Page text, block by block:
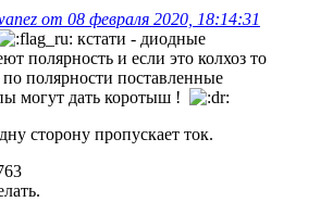
от 08 февраля 2020, 18:14:31
кстати - диодные
полярность и если это колхоз то
полярности поставленные
могут дать коротыш !
сторону пропускает ток.